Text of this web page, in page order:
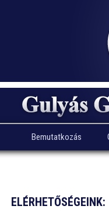
Bemutatkozás
ELÉRHETŐSÉGEINK: